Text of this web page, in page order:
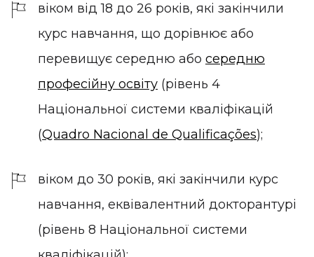
віком від 18 до 26 років, які закінчили
курс навчання, що дорівнює або
перевищує середню або середню
професійну освіту (рівень 4
Національної системи кваліфікацій
(Quadro Nacional de Qualificações);
віком до 30 років, які закінчили курс
навчання, еквівалентний докторантурі
(рівень 8 Національної системи